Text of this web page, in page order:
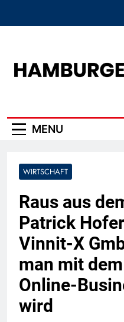
MENU
WIRTSCHAFT
Raus aus
Patrick
Vinnit-X
man mit
Online-
wird